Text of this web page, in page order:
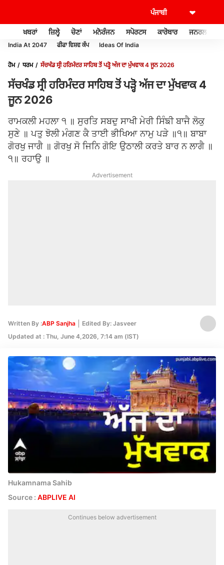
ਖ਼ਬਰਾਂ ਜ਼ਿਲ੍ਹੇ ਚੋਣਾਂ ਮਨੋਰੰਜਨ ਸਪੋਰਟਸ ਕਾਰੋਬਾਰ ਜਨਰਲ ਨੌਲਜ
India At 2047 ਫੀਫਾ ਵਿਸ਼ਵ ਕੱਪ Ideas Of India
ਹੋਮ ਧਰਮ ਸੱਚਖੰਡ ਸ੍ਰੀ ਹਰਿਮੰਦਰ ਸਾਹਿਬ ਤੋਂ ਪੜ੍ਹੋ ਅੱਜ ਦਾ ਮੁੱਖਵਾਕ 4 ਜੂਨ 2026
ਸੱਚਖੰਡ ਸ੍ਰੀ ਹਰਿਮੰਦਰ ਸਾਹਿਬ ਤੋਂ ਪੜ੍ਹੋ ਅੱਜ ਦਾ ਮੁੱਖਵਾਕ 4
ਜੂਨ 2026
ਰਾਮਕਲੀ ਮਹਲਾ ੧ ॥ ਸੁਰਤਿ ਸਬਦੁ ਸਾਖੀ ਮੇਰੀ ਸਿੰਙੀ ਬਾਜੈ ਲੋਕੁ
ਸੁਣੇ ॥ ਪਤੁ ਝੋਲੀ ਮੰਗਣ ਕੈ ਤਾਈ ਭੀਖਿਆ ਨਾਮੁ ਪੜੇ ॥੧॥ ਬਾਬਾ
ਗੋਰਖੁ ਜਾਗੈ ॥ ਗੋਰਖੁ ਸੋ ਜਿਨਿ ਗੋਇ ਉਠਾਲੀ ਕਰਤੇ ਬਾਰ ਨ ਲਾਗੈ ॥
੧॥ ਰਹਾਉ ॥
Advertisement
Written By :ABP Sanjha
Edited By: Jasveer
Updated at : Thu, June 4,2026, 7:14 am (IST)
Hukamnama Sahib
Source : ABPLIVE AI
Continues below advertisement